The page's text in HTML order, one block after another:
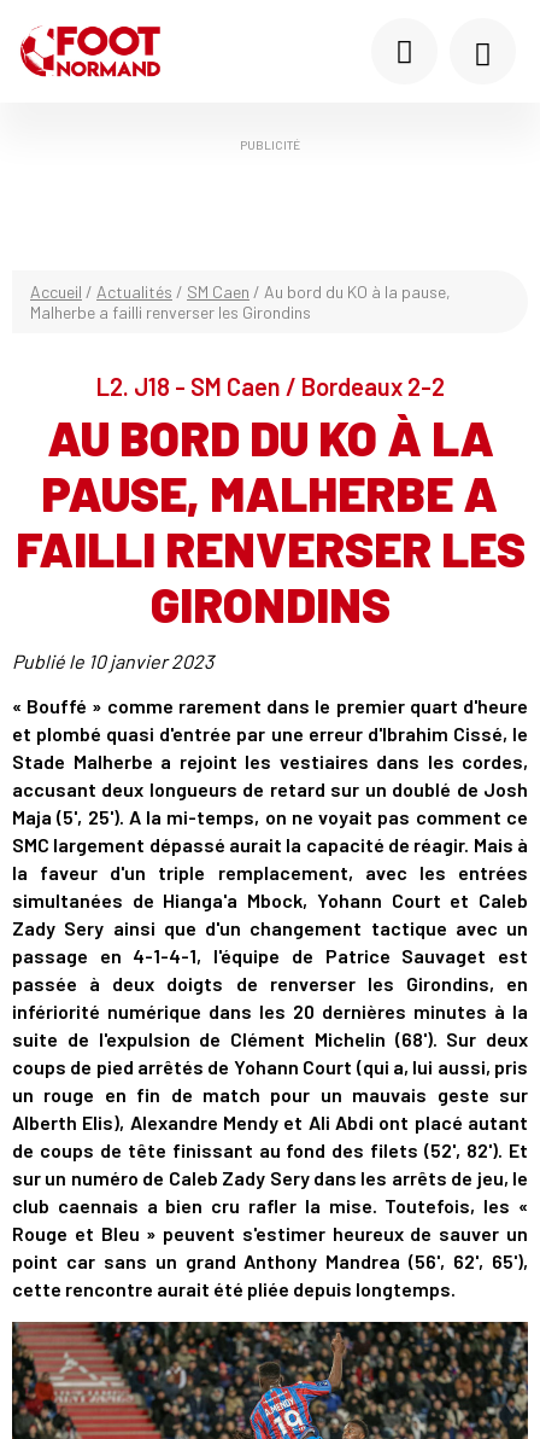
PUBLICITÉ
Accueil / Actualités / SM Caen / Au bord du KO à la pause,
Malherbe a failli renverser les Girondins
L2. J18 - SM Caen / Bordeaux 2-2
AU BORD DU KO À LA
PAUSE, MALHERBE A
FAILLI RENVERSER LES
GIRONDINS
Publié le 10 janvier 2023
« Bouffé » comme rarement dans le premier quart d'heure
et plombé quasi d'entrée par une erreur d'Ibrahim Cissé, le
Stade Malherbe a rejoint les vestiaires dans les cordes,
accusant deux longueurs de retard sur un doublé de Josh
Maja (5', 25'). A la mi-temps, on ne voyait pas comment ce
SMC largement dépassé aurait la capacité de réagir. Mais à
la faveur d'un triple remplacement, avec les entrées
simultanées de Hianga'a Mbock, Yohann Court et Caleb
Zady Sery ainsi que d'un changement tactique avec un
passage en 4-1-4-1, l'équipe de Patrice Sauvaget est
passée à deux doigts de renverser les Girondins, en
infériorité numérique dans les 20 dernières minutes à la
suite de l'expulsion de Clément Michelin (68'). Sur deux
coups de pied arrêtés de Yohann Court (qui a, lui aussi, pris
un rouge en fin de match pour un mauvais geste sur
Alberth Elis), Alexandre Mendy et Ali Abdi ont placé autant
de coups de tête finissant au fond des filets (52', 82'). Et
sur un numéro de Caleb Zady Sery dans les arrêts de jeu, le
club caennais a bien cru rafler la mise. Toutefois, les «
Rouge et Bleu » peuvent s'estimer heureux de sauver un
point car sans un grand Anthony Mandrea (56', 62', 65'),
cette rencontre aurait été pliée depuis longtemps.